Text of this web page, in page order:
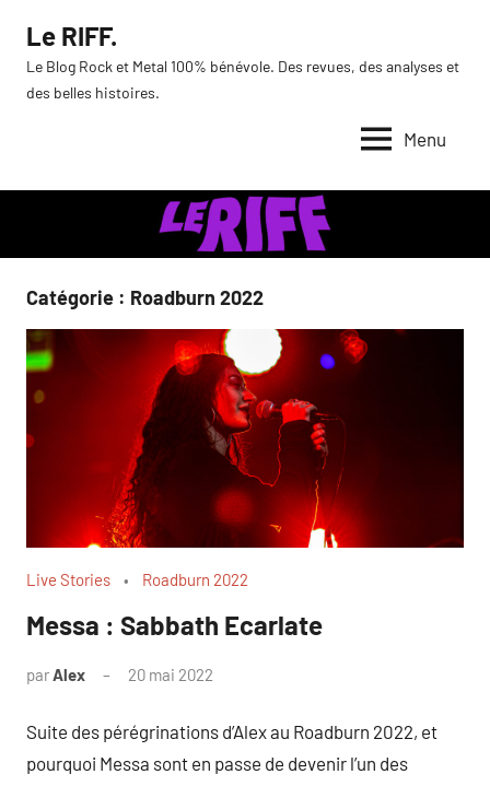
contenu
Le RIFF.
Le Blog Rock et Metal 100% bénévole. Des revues, des analyses et
des belles histoires.
Menu
Catégorie : Roadburn 2022
Live Stories Roadburn 2022
Messa : Sabbath Ecarlate
parAlex 20 mai 2022
Suite des pérégrinations d’Alex au Roadburn 2022, et
pourquoi Messa sont en passe de devenir l’un des